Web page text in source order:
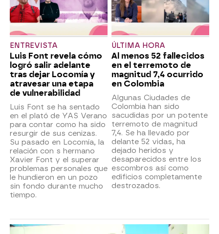
ENTREVISTA
Luis Font revela cómo
logró salir adelante
tras dejar Locomía y
atravesar una etapa
de vulnerabilidad
Luis Font se ha sentado
en el plató de YAS Verano
para contar como ha sido
resurgir de sus cenizas.
Su pasado en Locomía, la
relación con s hermano
Xavier Font y el superar
problemas personales que
le hundieron en un pozo
sin fondo durante mucho
tiempo.
ÚLTIMA HORA
Al menos 52 fallecidos
en el terremoto de
magnitud 7,4 ocurrido
en Colombia
Algunas Ciudades de
Colombia han sido
sacudidas por un potente
terremoto de magnitud
7,4. Se ha llevado por
delante 52 vidas, ha
dejado heridos y
desaparecidos entre los
escombros así como
edificios completamente
destrozados.